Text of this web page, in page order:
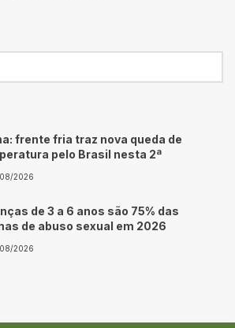
frente fria traz nova queda de
pelo Brasil nesta 2ª
2026
de 3 a 6 anos são 75% das
de abuso sexual em 2026
2026